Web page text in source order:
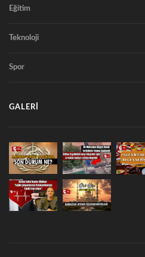
Eğitim
Teknoloji
Spor
GALERI